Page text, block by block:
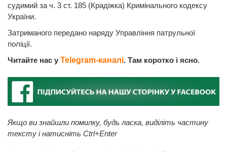
судимий за ч. 3 ст. 185 (Крадіжка) Кримінального кодексу
України.
Затриманого передано наряду Управління патрульної
поліції.
Читайте нас у Telegram-каналі. Там коротко і ясно.
Якщо ви знайшли помилку, будь ласка, виділіть частину
тексту і натисніть Ctrl+Enter